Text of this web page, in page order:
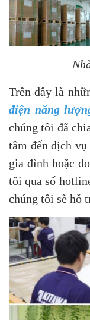
Trên đây là
điện năng
chúng tôi đã
tâm đến dịch
gia đình hoặc
tôi qua số
chúng tôi sẽ hỗ